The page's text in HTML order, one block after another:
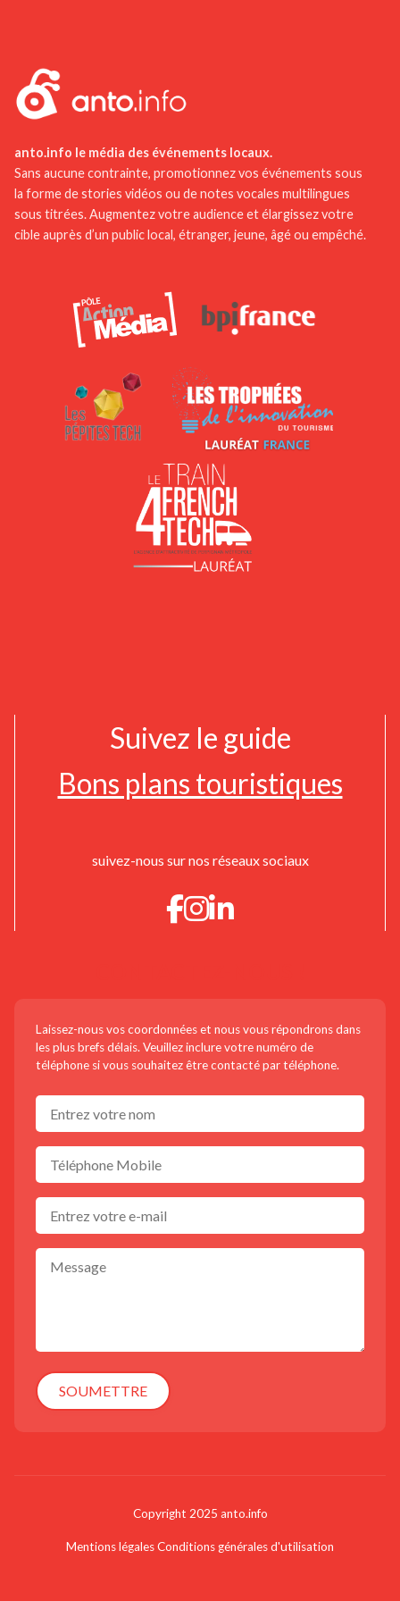
anto.info le média des événements locaux.
Sans aucune contrainte, promotionnez vos événements sous
la forme de stories vidéos ou de notes vocales multilingues
sous titrées. Augmentez votre audience et élargissez votre
cible auprès d’un public local, étranger, jeune, âgé ou empêché.
Suivez le guide
Bons plans touristiques
suivez-nous sur nos réseaux sociaux
Laissez-nous vos coordonnées et nous vous répondrons dans
les plus brefs délais. Veuillez inclure votre numéro de
téléphone si vous souhaitez être contacté par téléphone.
SOUMETTRE
Copyright 2025 anto.info
Mentions légalesConditions générales d'utilisation